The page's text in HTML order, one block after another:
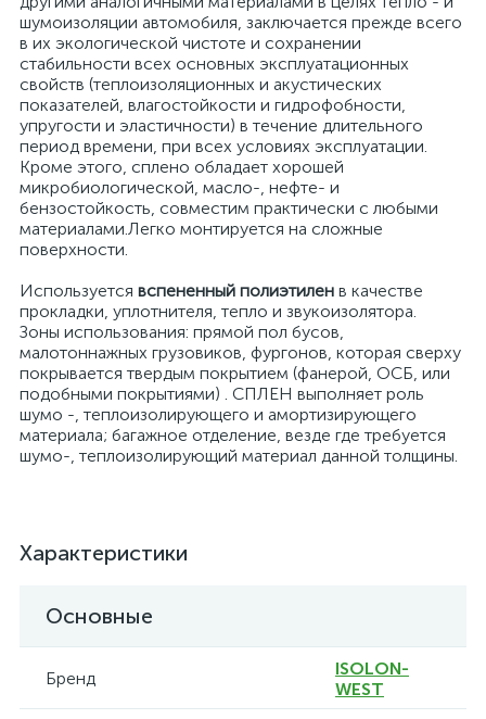
шумоизоляции автомобиля, заключается прежде всего
в их экологической чистоте и сохранении
стабильности всех основных эксплуатационных
свойств (теплоизоляционных и акустических
показателей, влагостойкости и гидрофобности,
упругости и эластичности) в течение длительного
период времени, при всех условиях эксплуатации.
Кроме этого, сплено обладает хорошей
микробиологической, масло-, нефте- и
бензостойкость, совместим практически с любыми
материалами.Легко монтируется на сложные
поверхности.
Используется вспененный полиэтилен в качестве
прокладки, уплотнителя, тепло и звукоизолятора.
Зоны использования: прямой пол бусов,
малотоннажных грузовиков, фургонов, которая сверху
покрывается твердым покрытием (фанерой, ОСБ, или
подобными покрытиями) . СПЛЕН выполняет роль
шумо -, теплоизолирующего и амортизирующего
материала; багажное отделение, везде где требуется
шумо-, теплоизолирующий материал данной толщины.
Характеристики
Основные
Бренд
ISOLON-
WEST